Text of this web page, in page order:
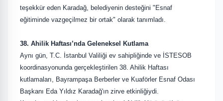
teşekkür eden Karadağ, belediyenin desteğini "Esnaf
eğitiminde vazgeçilmez bir ortak" olarak tanımladı.
38. Ahilik Haftası’nda Geleneksel Kutlama
Aynı gün, T.C. İstanbul Valiliği ev sahipliğinde ve İSTESOB
koordinasyonunda gerçekleştirilen 38. Ahilik Haftası
kutlamaları, Bayrampaşa Berberler ve Kuaförler Esnaf Odası
Başkanı Eda Yıldız Karadağ'ın zirve etkinliğiydi.